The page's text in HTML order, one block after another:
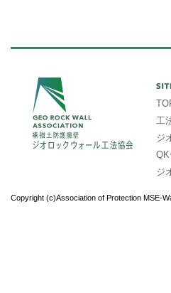
工
ジ
ジ
Copyright (c)Association of Protection MSE-